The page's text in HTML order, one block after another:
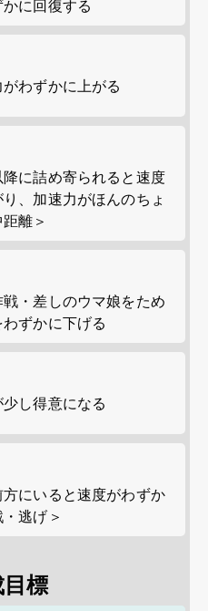
に回復する
わずかに上がる
に詰め寄られると速度
、加速力がほんのちょ
離＞
・差しのウマ娘をため
ずかに下げる
し得意になる
にいると速度がわずか
逃げ＞
標